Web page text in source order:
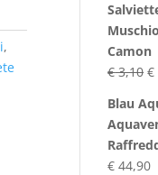
,
Camon
€3,10 Il
€
€
Blau
€ 44,90